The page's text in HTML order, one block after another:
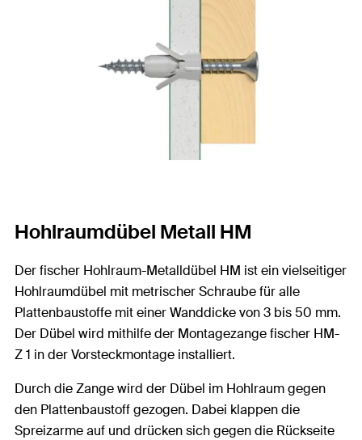
Hohlraumdübel Metall HM
Der fischer Hohlraum-Metalldübel HM ist ein vielseitiger
Hohlraumdübel mit metrischer Schraube für alle
Plattenbaustoffe mit einer Wanddicke von 3 bis 50 mm.
Der Dübel wird mithilfe der Montagezange fischer HM-
Z 1 in der Vorsteckmontage installiert.
Durch die Zange wird der Dübel im Hohlraum gegen
den Plattenbaustoff gezogen. Dabei klappen die
Spreizarme auf und drücken sich gegen die Rückseite